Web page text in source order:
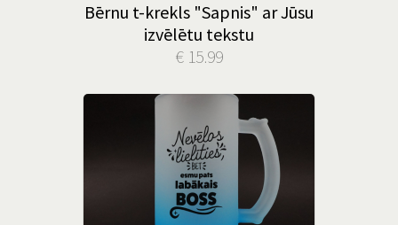
Bērnu t-krekls "Sapnis" ar Jūsu
izvēlētu tekstu
€ 15.99